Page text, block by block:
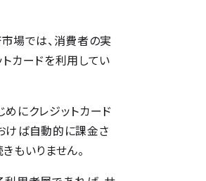
場では、消費者の実
カードを利用してい
にクレジットカード
けば自動的に課金さ
もいりません。